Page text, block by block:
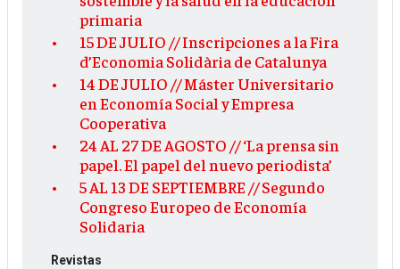
primaria
15 DE JULIO // Inscripciones a la Fira
d’Economia Solidària de Catalunya
14 DE JULIO // Máster Universitario
en Economía Social y Empresa
Cooperativa
24 AL 27 DE AGOSTO // ‘La prensa sin
papel. El papel del nuevo periodista’
5 AL 13 DE SEPTIEMBRE // Segundo
Congreso Europeo de Economía
Solidaria
Revistas